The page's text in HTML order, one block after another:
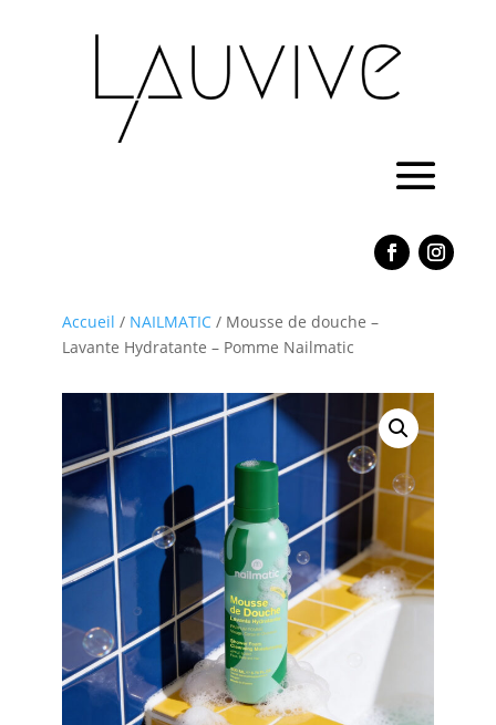
Accueil / NAILMATIC / Mousse de douche –
Lavante Hydratante – Pomme Nailmatic